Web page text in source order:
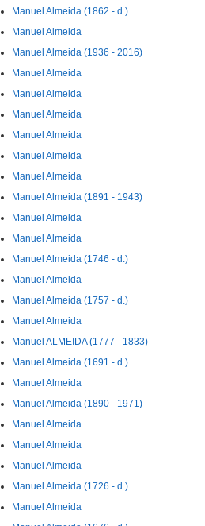
Manuel Almeida (1862 - d.)
Manuel Almeida
Manuel Almeida (1936 - 2016)
Manuel Almeida
Manuel Almeida
Manuel Almeida
Manuel Almeida
Manuel Almeida
Manuel Almeida
Manuel Almeida (1891 - 1943)
Manuel Almeida
Manuel Almeida
Manuel Almeida (1746 - d.)
Manuel Almeida
Manuel Almeida (1757 - d.)
Manuel Almeida
Manuel ALMEIDA (1777 - 1833)
Manuel Almeida (1691 - d.)
Manuel Almeida
Manuel Almeida (1890 - 1971)
Manuel Almeida
Manuel Almeida
Manuel Almeida
Manuel Almeida (1726 - d.)
Manuel Almeida